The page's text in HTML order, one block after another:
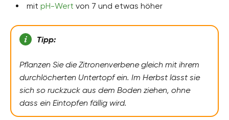
mit pH-Wert von 7 und etwas höher
Tipp:
Pflanzen Sie die Zitronenverbene gleich mit ihrem
durchlöcherten Untertopf ein. Im Herbst lässt sie
sich so ruckzuck aus dem Boden ziehen, ohne
dass ein Eintopfen fällig wird.